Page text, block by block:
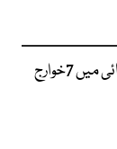
ہنگو؛ سیکیورٹی فورسز کی کارروائی میں 7خوارج